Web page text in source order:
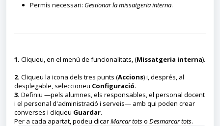
Permís necessari: Gestionar la missatgeria interna.
1. Cliqueu, en el menú de funcionalitats, (Missatgeria interna).
2. Cliqueu la icona dels tres punts (Accions) i, després, al
desplegable, seleccioneu Configuració.
3. Definiu —pels alumnes, els responsables, el personal docent
i el personal d'administració i serveis— amb qui poden crear
converses i cliqueu Guardar.
Per a cada apartat, podeu clicarMarcar totso Desmarcar tots.